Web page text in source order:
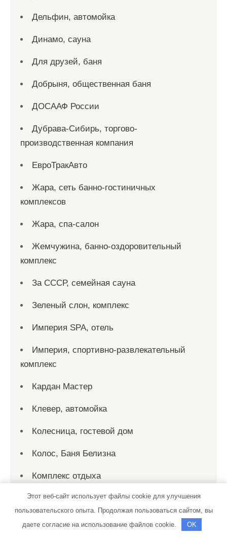
Дельфин, автомойка
Динамо, сауна
Для друзей, баня
Добрыня, общественная баня
ДОСААФ России
Дубрава-Сибирь, торгово-
производственная компания
ЕвроТракАвто
Жара, сеть банно-гостиничных
комплексов
Жара, спа-салон
Жемчужина, банно-оздоровительный
комплекс
За СССР, семейная сауна
Зеленый слон, комплекс
Империя SPA, отель
Империя, спортивно-развлекательный
комплекс
Кардан Мастер
Клевер, автомойка
Колесница, гостевой дом
Колос, Баня Белизна
Комплекс отдыха
Континент, сауна
Космос Касарги, загородный комплекс
Этот веб-сайт использует файлы cookie для улучшения
пользовательского опыта. Продолжая пользоваться сайтом, вы
даете согласие на использование файлов cookie.
OK